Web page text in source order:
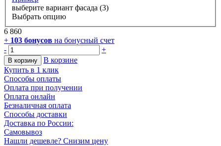
выберите вариант фасада (3)
Выбрать опцию
6 860
+ 103 бонусов на бонусный счет
-
+
В корзину
В корзине
Купить в 1 клик
Способы оплаты
Оплата при получении
Оплата онлайн
Безналичная оплата
Способы доставки
Доставка по России:
Самовывоз
Нашли дешевле? Снизим цену